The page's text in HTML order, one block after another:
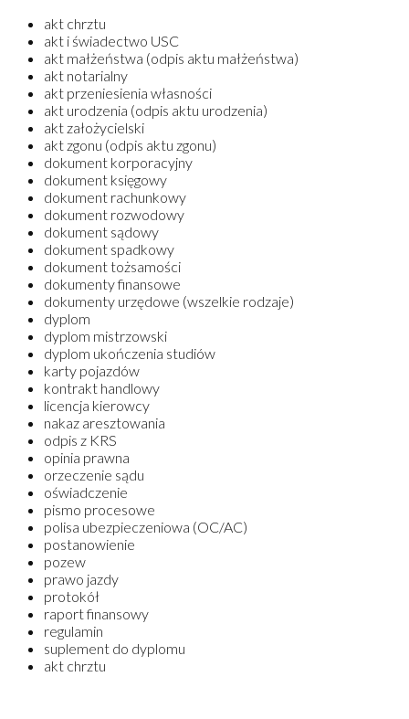
akt chrztu
akt i świadectwo USC
akt małżeństwa (odpis aktu małżeństwa)
akt notarialny
akt przeniesienia własności
akt urodzenia (odpis aktu urodzenia)
akt założycielski
akt zgonu (odpis aktu zgonu)
dokument korporacyjny
dokument księgowy
dokument rachunkowy
dokument rozwodowy
dokument sądowy
dokument spadkowy
dokument tożsamości
dokumenty finansowe
dokumenty urzędowe (wszelkie rodzaje)
dyplom
dyplom mistrzowski
dyplom ukończenia studiów
karty pojazdów
kontrakt handlowy
licencja kierowcy
nakaz aresztowania
odpis z KRS
opinia prawna
orzeczenie sądu
oświadczenie
pismo procesowe
polisa ubezpieczeniowa (OC/AC)
postanowienie
pozew
prawo jazdy
protokół
raport finansowy
regulamin
suplement do dyplomu
akt chrztu